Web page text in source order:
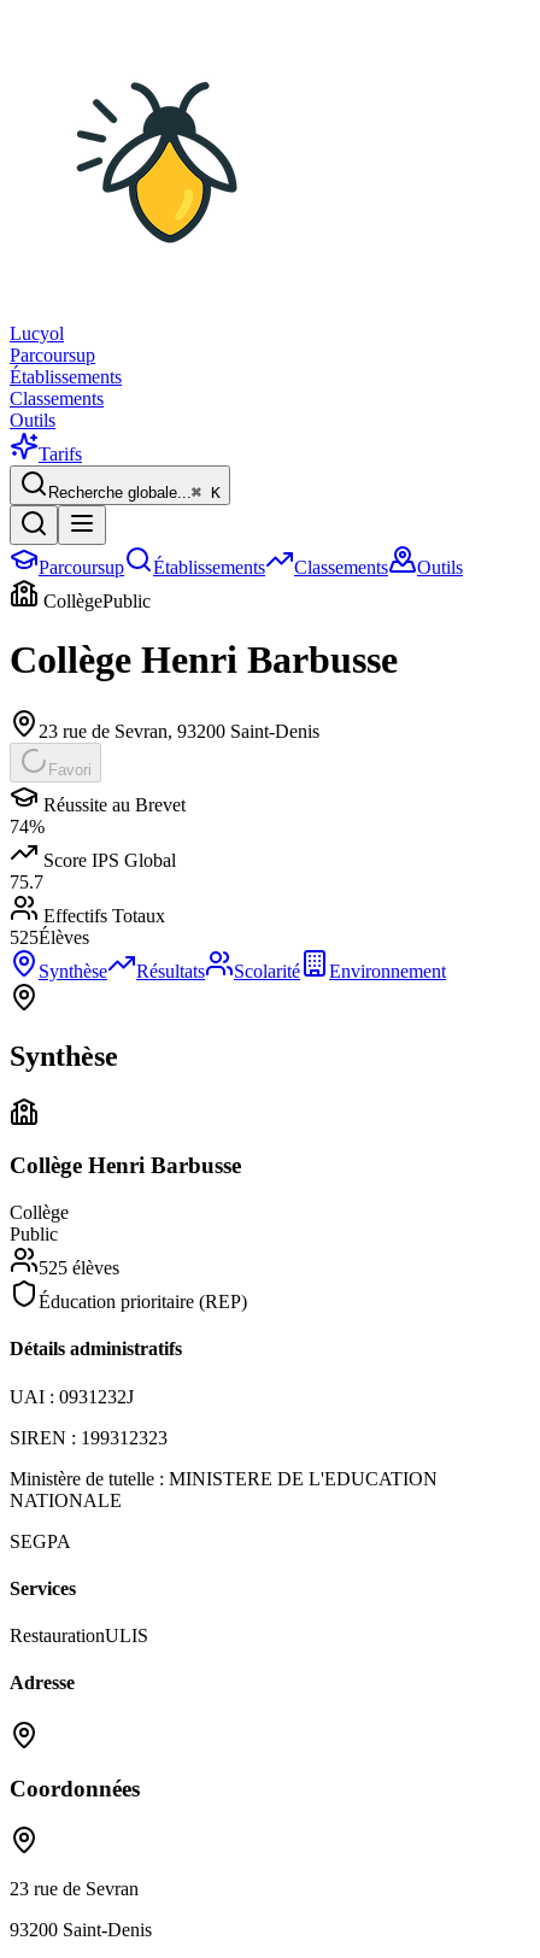
Lucyol
Parcoursup
Établissements
Classements
Outils
Tarifs
Recherche globale...⌘ K
Parcoursup Établissements Classements
Outils
CollègePublic
Collège Henri Barbusse
23 rue de Sevran, 93200 Saint-Denis
Favori
Réussite au Brevet
74%
Score IPS Global
75.7
Effectifs Totaux
525Élèves
Synthèse
Résultats Scolarité Environnement
Synthèse
Collège Henri Barbusse
Collège
Public
525 élèves
Éducation prioritaire (REP)
Détails administratifs
UAI : 0931232J
SIREN : 199312323
Ministère de tutelle : MINISTERE DE L'EDUCATION
NATIONALE
SEGPA
Services
RestaurationULIS
Adresse
Coordonnées
23 rue de Sevran
93200 Saint-Denis